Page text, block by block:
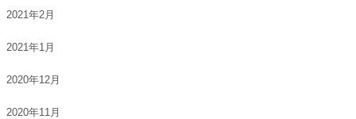
2021年2月
2021年1月
2020年12月
2020年11月